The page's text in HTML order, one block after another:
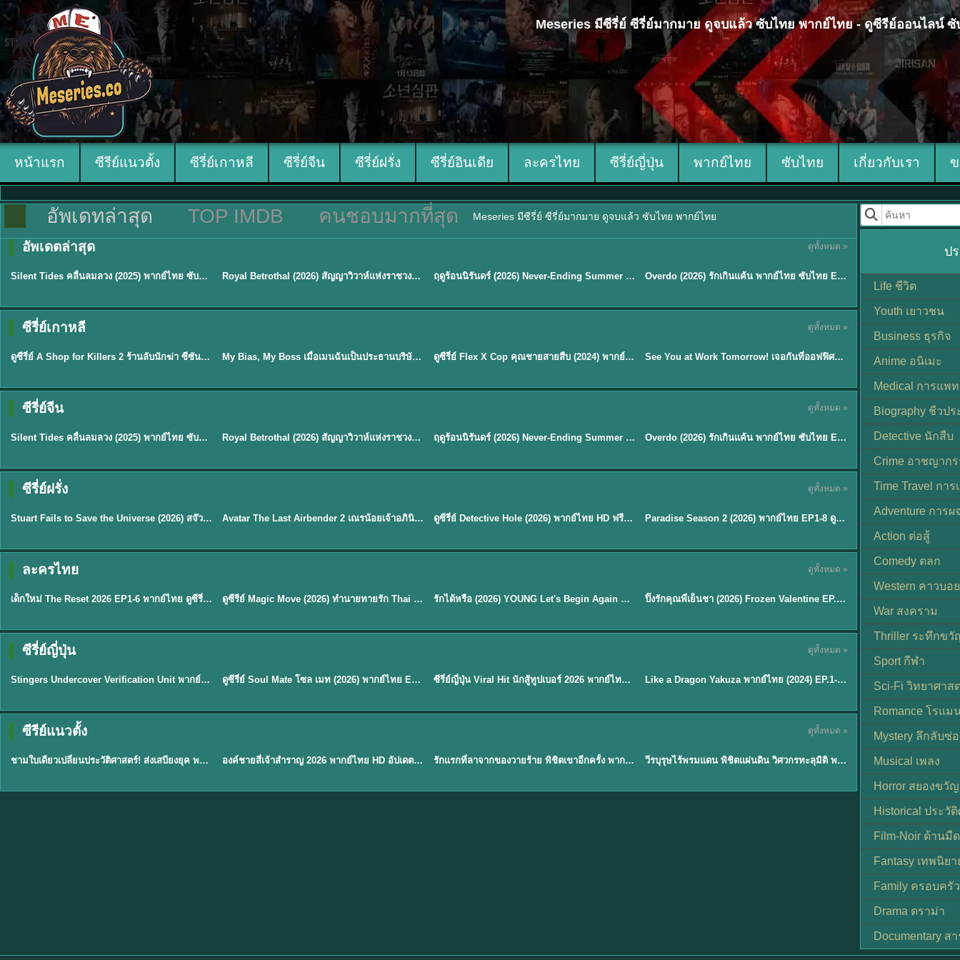
Meseries มีซีรี่ย์ ซีรี่ย์มากมาย ดูจบแล้ว ซับไทย พากย์ไทย - ดูซีรีย์ออนไลน์
หน้าแรก ซีรีย์แนวตั้ง ซีรี่ย์เกาหลี ซีรี่ย์จีน ซีรี่ย์ฝรั่ง ซีรี่ย์อินเดีย ละครไทย ซีรี่ย์ญี่ปุ่น พากย์ไทย ซับไทย เกี่ยวกับเรา
อัพเดทล่าสุด TOP IMDB คนชอบมากที่สุด Meseries มีซีรี่ย์ ซีรี่ย์มากมาย ดูจบแล้ว ซับไทย พากย์ไทย
อัพเดตล่าสุด ดูทั้งหมด »
★9.5
พากย์ไทย
Silent Tides คลื่นลมลวง (2025) พากย์ไทย ซับไทย EP.1-31 ★9 Royal Betrothal (2026) สัญญาวิวาห์แห่งราชวงศ์ พากย์ไทย ซับไทย EP1-32 ★8.8 ฤดูร้อนนิรันดร์ (2026) Never-Ending Summer พากย์ไทย EP.1-29 Overdo (2026) รักเกินแค้น พากย์ไทย ซับไทย EP1-33 (จบ)
ซีรี่ย์เกาหลี ดูทั้งหมด »
★8 EP.16
พากย์ไทย
ดูซีรี่ย์ A Shop for Killers 2 ร้านลับนักฆ่า ซีซัน 2 (2026) ซับไทย-พากย์ไทย My Bias, My Boss เมื่อเมนฉันเป็นประธานบริษัท (2026) พากย์ไทย ซับไทย EP.1-12 ★8 EP.16ดูซีรี่ย์ Flex X Cop คุณชายสายสืบ (2024) พากย์ไทย-ซับไทย EP.1-16 (จบ) ★9 EP.8See You at Work Tomorrow! เจอกันที่ออฟฟิศพรุ่งนี้นะ พากย์ไทย
ซีรี่ย์จีน ดูทั้งหมด »
★9.5
พากย์ไทย
Silent Tides คลื่นลมลวง (2025) พากย์ไทย ซับไทย EP.1-31 ★9 Royal Betrothal (2026) สัญญาวิวาห์แห่งราชวงศ์ พากย์ไทย ซับไทย EP1-32 ★8.8 ฤดูร้อนนิรันดร์ (2026) Never-Ending Summer พากย์ไทย EP.1-29 Overdo (2026) รักเกินแค้น พากย์ไทย ซับไทย EP1-33 (จบ)
ซีรี่ย์ฝรั่ง ดูทั้งหมด »
★8.8 EP.2
พากย์ไทย
Stuart Fails to Save the Universe (2026) สจ๊วตล่มแผนกู้จักรวาล พากย์ไทย EP1-10 ★7.8 EP.7Avatar The Last Airbender 2 เณรน้อยเจ้าอภินิหาร พากย์ไทย EP.9ดูซีรี่ย์ Detective Hole (2026) พากย์ไทย HD ฟรี อัปเดตล่าสุด Netflix EP.8Paradise Season 2 (2026) พากย์ไทย EP1-8 ดูซีรี่ย์ฝรั่ง HD ครบทุกตอน
ละครไทย ดูทั้งหมด »
★ 8 EP.6
พากย์ไทย
เด็กใหม่ The Reset 2026 EP1-6 พากย์ไทย ดูซีรี่ย์ Netflix ล่าสุด HD ดูซีรีย์ Magic Move (2026) ทำนายทายรัก Thai EP.1-10 HD รักได้หรือ (2026) YOUNG Let's Begin Again พากย์ไทย EP.1-19 ★8 ปิ๊งรักคุณพี่เย็นชา (2026) Frozen Valentine EP.1-10 (จบ)
ซีรี่ย์ญี่ปุ่น ดูทั้งหมด »
EP.11
พากย์ไทย
Stingers Undercover Verification Unit พากย์ไทย EP1-11 HD ฟรี ★8 EP.8ดูซีรี่ย์ Soul Mate โซล เมท (2026) พากย์ไทย EP.1-8 (จบ) ★7.9 EP.6ซีรี่ย์ญี่ปุ่น Viral Hit นักสู้ทูปเบอร์ 2026 พากย์ไทย EP.1-6 ★7 EP.6Like a Dragon Yakuza พากย์ไทย (2024) EP.1-6 (จบ)
ซีรีย์แนวตั้ง ดูทั้งหมด »
EP.1
พากย์ไทย
ชามใบเดียวเปลี่ยนประวัติศาสตร์! ส่งเสบียงยุค พากย์ไทย EP.1องค์ชายสี่เจ้าสำราญ 2026 พากย์ไทย HD อัปเดตล่าสุด ดูออนไลน์ EP.1รักแรกที่ลาจากของวายร้าย พิชิตเขาอีกครั้ง พากย์ไทย EP.1วีรบุรุษไร้พรมแดน พิชิตแผ่นดิน วิศวกรทะลุมิติ พลิกแผ่นดิน
ป
Life ชีวิต
Youth เยาวชน
Business ธุรกิจ
Anime อนิเมะ
Medical การแพ
Biography ชีวปร
Detective นักสืบ
Crime อาชญาก
Time Travel กา
Adventure การ
Action ต่อสู้
Comedy ตลก
Western คาวบอ
War สงคราม
Thriller ระทึกขวั
Sport กีฬา
Sci-Fi วิทยาศาส
Romance โรแม
Mystery ลึกลับซ่
Musical เพลง
Horror สยองขวัญ
Historical ประวั
Film-Noir ด้านมื
Fantasy เทพนิยา
Family ครอบครัว
Drama ดราม่า
Documentary ส